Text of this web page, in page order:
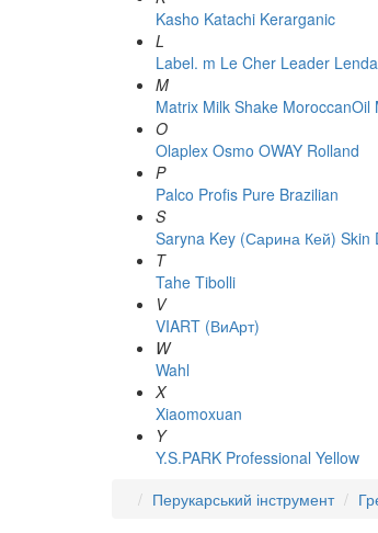
Kasho Katachi Kerarganic
L
Label. m Le Cher Leader
M
Matrix Milk Shake MoroccanOil
O
Olaplex Osmo OWAY Rolland
P
Palco Profis Pure Brazilian
S
Saryna Key (Сарина Кей) Skin
T
Tahe Tibolli
V
VIART (ВиАрт)
W
Wahl
X
Xiaomoxuan
Y
Y.S.PARK Professional Yellow
Перукарський інструмент